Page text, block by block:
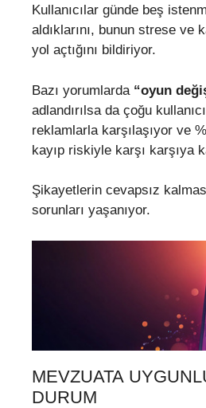
Kullanıcılar günde beş
aldıklarını, bunun strese ve
yol açtığını bildiriyor.
Bazı yorumlarda “oyun
adlandırılsa da çoğu kullanıcı
reklamlarla karşılaşıyor ve
kayıp riskiyle karşı karşıya
Şikayetlerin cevapsız
sorunları yaşanıyor.
MEVZUATA
DURUM